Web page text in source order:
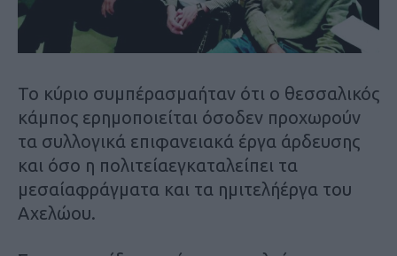
Το κύριο συμπέρασμαήταν ότι ο θεσσαλικός
κάμπος ερημοποιείται όσοδεν προχωρούν
τα συλλογικά επιφανειακά έργα άρδευσης
και όσο η πολιτείαεγκαταλείπει τα
μεσαίαφράγματα και τα ημιτελήέργα του
Αχελώου.